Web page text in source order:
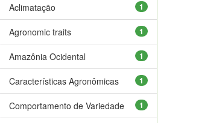
1
Aclimatação
1
Agronomic traits
1
Amazônia Ocidental
1
Características Agronômicas
1
Comportamento de Variedade